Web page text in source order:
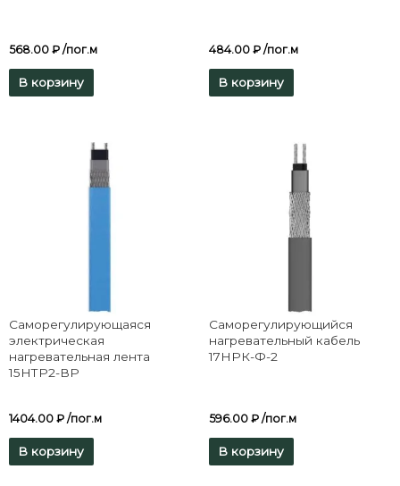
568.00 ₽ /пог.м
В корзину
484.00 ₽ /пог.м
В корзину
Саморегулирующаяся
электрическая
нагревательная лента
15НТР2-ВР
1404.00 ₽ /пог.м
В корзину
Саморегулирующийся
нагревательный кабель
17НРК-Ф-2
596.00 ₽ /пог.м
В корзину